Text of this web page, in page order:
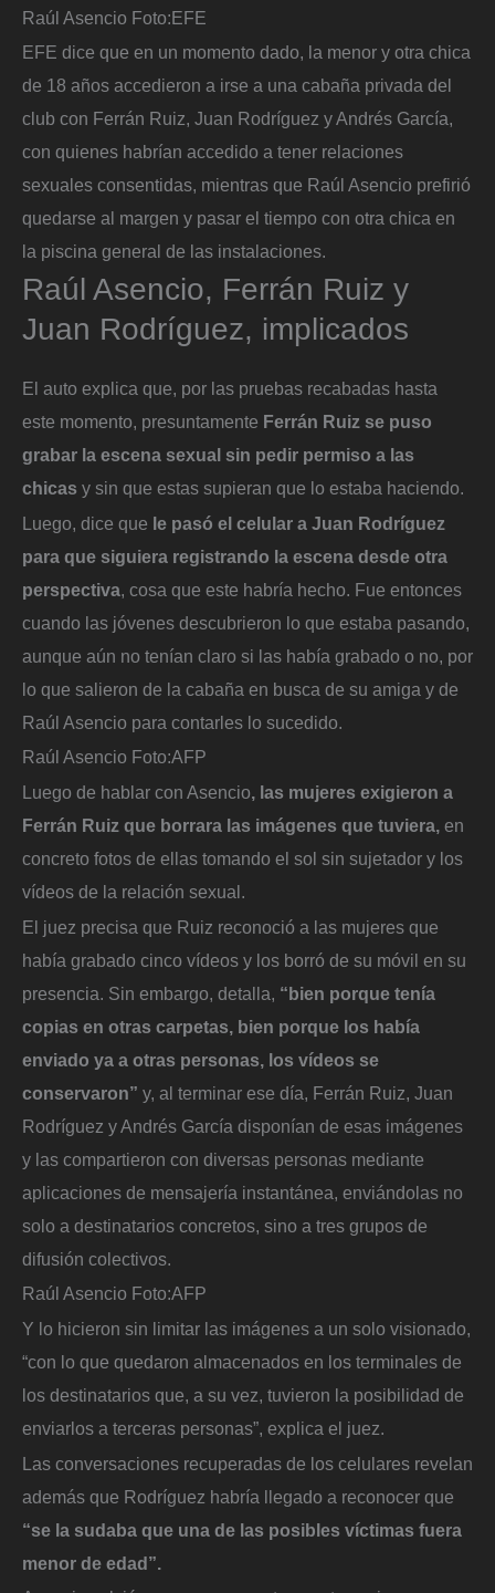
Raúl Asencio Foto:EFE
EFE dice que en un momento dado, la menor y otra chica
de 18 años accedieron a irse a una cabaña privada del
club con Ferrán Ruiz, Juan Rodríguez y Andrés García,
con quienes habrían accedido a tener relaciones
sexuales consentidas, mientras que Raúl Asencio prefirió
quedarse al margen y pasar el tiempo con otra chica en
la piscina general de las instalaciones.
Raúl Asencio, Ferrán Ruiz y
Juan Rodríguez, implicados
El auto explica que, por las pruebas recabadas hasta
este momento, presuntamente Ferrán Ruiz se puso
grabar la escena sexual sin pedir permiso a las
chicas y sin que estas supieran que lo estaba haciendo.
Luego, dice que le pasó el celular a Juan Rodríguez
para que siguiera registrando la escena desde otra
perspectiva, cosa que este habría hecho. Fue entonces
cuando las jóvenes descubrieron lo que estaba pasando,
aunque aún no tenían claro si las había grabado o no, por
lo que salieron de la cabaña en busca de su amiga y de
Raúl Asencio para contarles lo sucedido.
Raúl Asencio Foto:AFP
Luego de hablar con Asencio, las mujeres exigieron a
Ferrán Ruiz que borrara las imágenes que tuviera, en
concreto fotos de ellas tomando el sol sin sujetador y los
vídeos de la relación sexual.
El juez precisa que Ruiz reconoció a las mujeres que
había grabado cinco vídeos y los borró de su móvil en su
presencia. Sin embargo, detalla, “bien porque tenía
copias en otras carpetas, bien porque los había
enviado ya a otras personas, los vídeos se
conservaron” y, al terminar ese día, Ferrán Ruiz, Juan
Rodríguez y Andrés García disponían de esas imágenes
y las compartieron con diversas personas mediante
aplicaciones de mensajería instantánea, enviándolas no
solo a destinatarios concretos, sino a tres grupos de
difusión colectivos.
Raúl Asencio Foto:AFP
Y lo hicieron sin limitar las imágenes a un solo visionado,
“con lo que quedaron almacenados en los terminales de
los destinatarios que, a su vez, tuvieron la posibilidad de
enviarlos a terceras personas”, explica el juez.
Las conversaciones recuperadas de los celulares revelan
además que Rodríguez habría llegado a reconocer que
“se la sudaba que una de las posibles víctimas fuera
menor de edad”.